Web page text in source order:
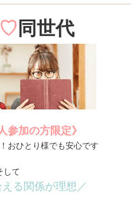
♡ 同世代
参加の方限定》
おひとり様でも安心です
して
る関係が理想／